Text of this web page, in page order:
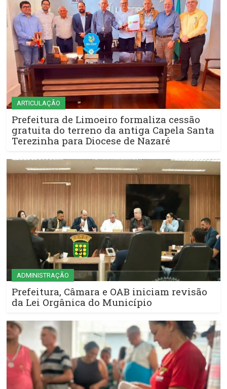
ARTICULAÇÃO
Prefeitura de Limoeiro formaliza cessão
gratuita do terreno da antiga Capela Santa
Terezinha para Diocese de Nazaré
ADMINISTRAÇÃO
Prefeitura, Câmara e OAB iniciam revisão
da Lei Orgânica do Município